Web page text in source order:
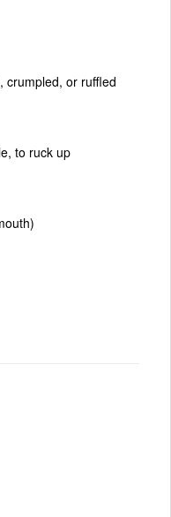
crumpled, or ruffled
to ruck up